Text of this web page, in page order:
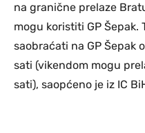
na granične prelaze
mogu koristiti GP Šepak.
saobraćati na GP Šepak
sati (vikendom mogu
sati), saopćeno je iz IC